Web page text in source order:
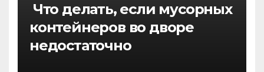
Что делать, если мусорных
контейнеров во дворе
недостаточно